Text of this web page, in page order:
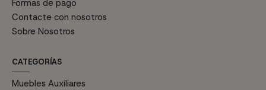
Formas de pago
Contacte con nosotros
Sobre Nosotros
CATEGORÍAS
Muebles Auxiliares